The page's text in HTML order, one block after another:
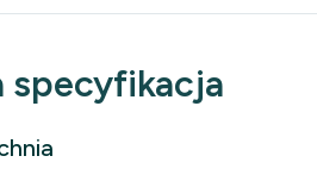
specyfikacja